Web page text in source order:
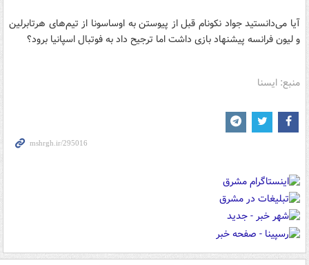
آیا می‌دانستید جواد نکونام قبل از پیوستن به اوساسونا از تیم‌های هرتابرلین
و لیون فرانسه پیشنهاد بازی داشت اما ترجیح داد به فوتبال اسپانیا برود؟
منبع: ایسنا